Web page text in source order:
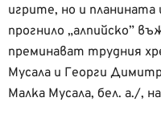
игрите, но и
прогнило „алпийско”
преминават трудния
Мусала и Георги
Малка Мусала, бел. а./,